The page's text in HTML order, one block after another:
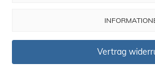
Vertrag